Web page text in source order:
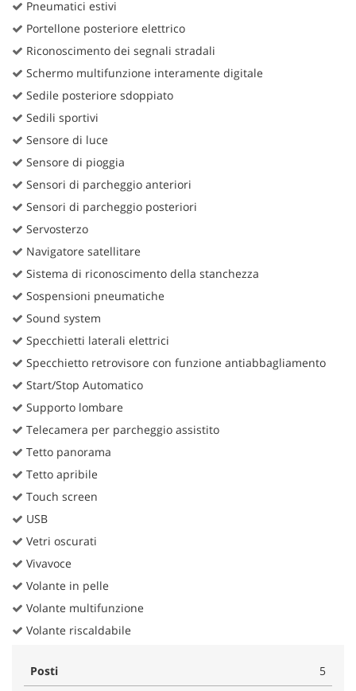
Pneumatici estivi
Portellone posteriore elettrico
Riconoscimento dei segnali stradali
Schermo multifunzione interamente digitale
Sedile posteriore sdoppiato
Sedili sportivi
Sensore di luce
Sensore di pioggia
Sensori di parcheggio anteriori
Sensori di parcheggio posteriori
Servosterzo
Navigatore satellitare
Sistema di riconoscimento della stanchezza
Sospensioni pneumatiche
Sound system
Specchietti laterali elettrici
Specchietto retrovisore con funzione antiabbagliamento
Start/Stop Automatico
Supporto lombare
Telecamera per parcheggio assistito
Tetto panorama
Tetto apribile
Touch screen
USB
Vetri oscurati
Vivavoce
Volante in pelle
Volante multifunzione
Volante riscaldabile
Posti
5